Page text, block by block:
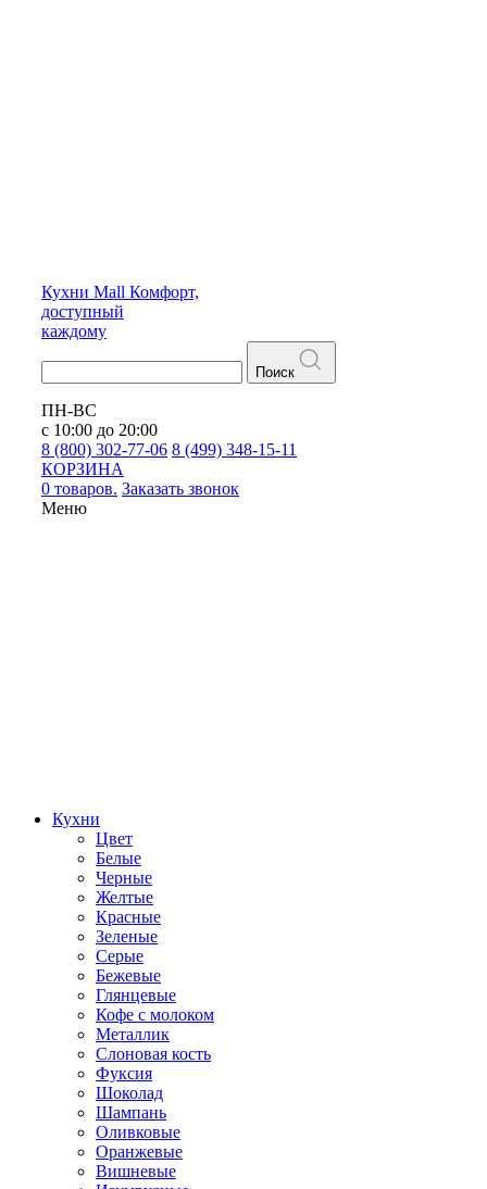
Кухни Mall Комфорт,
доступный
каждому
Поиск
ПН-ВС
с 10:00 до 20:00
8 (800) 302-77-06 8 (499) 348-15-11
КОРЗИНА
0 товаров. Заказать звонок
Меню
Кухни
Цвет
Белые
Черные
Желтые
Красные
Зеленые
Серые
Бежевые
Глянцевые
Кофе с молоком
Металлик
Слоновая кость
Фуксия
Шоколад
Шампань
Оливковые
Оранжевые
Вишневые